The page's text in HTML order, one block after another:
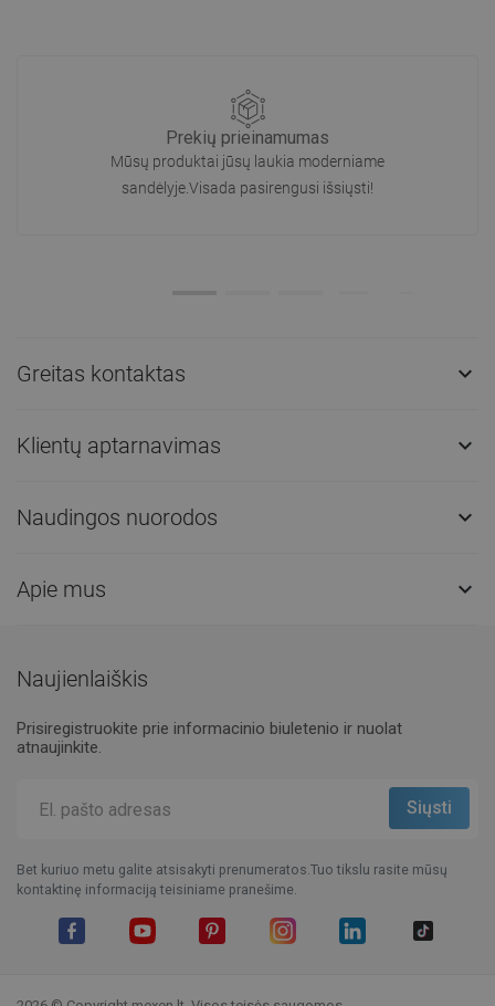
Prekių prieinamumas
Mūsų produktai jūsų laukia moderniame
sandėlyje.Visada pasirengusi išsiųsti!
Greitas kontaktas 
Klientų aptarnavimas 
Naudingos nuorodos 
Apie mus 
Naujienlaiškis
Prisiregistruokite prie informacinio biuletenio ir nuolat
atnaujinkite.
Bet kuriuo metu galite atsisakyti prenumeratos.Tuo tikslu rasite mūsų
kontaktinę informaciją teisiniame pranešime.